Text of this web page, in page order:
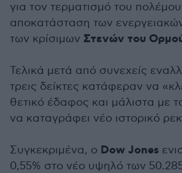
για τον τερματισμό του
αποκατάσταση των
των κρίσιμων Στενών του
Τελικά μετά από συνεχείς
τρεις δείκτες κατάφεραν να
θετικό έδαφος και μάλιστα με
να καταγράφει νέο ιστορικό
Συγκεκριμένα, ο Dow Jones
0,55% στο νέο υψηλό των